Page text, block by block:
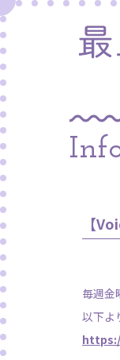
【
毎週金
以下よ